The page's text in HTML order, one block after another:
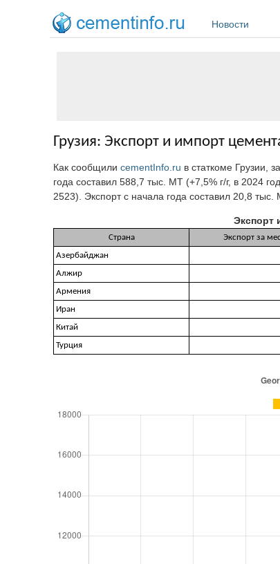
Новости
Грузия: Экспорт и импорт
Как сообщили cementInfo.ru в статкоме Грузии,
года составил 588,7 тыс. МТ (+7,5% г/г, в 2024
2523). Экспорт с начала года составил 20,8
Экспорт
Страна Экспорт за
Азербайджан
Алжир
Армения
Иран
Китай
Турция